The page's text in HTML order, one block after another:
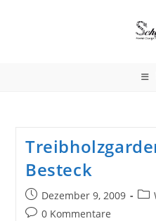
Besteck
Beitrag
veröffentlicht:
Dezember 9, 2009
Beitrags-
0 Kommentare